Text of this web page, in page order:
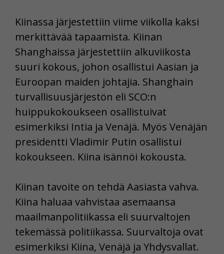
Kiinassa järjestettiin viime viikolla kaksi
merkittävää tapaamista. Kiinan
Shanghaissa järjestettiin alkuviikosta
suuri kokous, johon osallistui Aasian ja
Euroopan maiden johtajia. Shanghain
turvallisuusjärjestön eli SCO:n
huippukokoukseen osallistuivat
esimerkiksi Intia ja Venäjä. Myös Venäjän
presidentti Vladimir Putin osallistui
kokoukseen. Kiina isännöi kokousta.
Kiinan tavoite on tehdä Aasiasta vahva.
Kiina haluaa vahvistaa asemaansa
maailmanpolitiikassa eli suurvaltojen
tekemässä politiikassa. Suurvaltoja ovat
esimerkiksi Kiina, Venäjä ja Yhdysvallat.